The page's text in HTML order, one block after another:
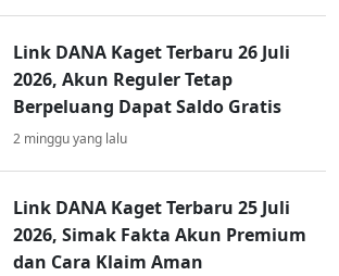
Link DANA Kaget Terbaru 26 Juli
2026, Akun Reguler Tetap
Berpeluang Dapat Saldo Gratis
2 minggu yang lalu
Link DANA Kaget Terbaru 25 Juli
2026, Simak Fakta Akun Premium
dan Cara Klaim Aman